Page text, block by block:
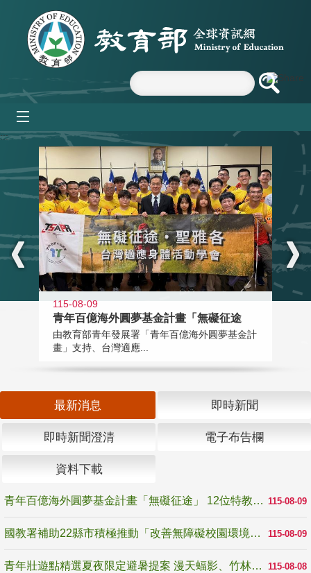
跳到主要內容區塊
:::
115-08-09
青年百億海外圓夢基金計畫「無礙征途
由教育部青年發展署「青年百億海外圓夢基金計
畫」支持、台灣適應...
最新消息 即時新聞
即時新聞澄清 電子布告欄
資料下載
115-08-09
青年百億海外圓夢基金計畫「無礙征途」 12位特教與弱勢青年勇闖西班牙 跨越感官限制見證生命蛻變
115-08-09
國教署補助22縣市積極推動「改善無障礙校園環境計畫」 打造友善、安全、無礙學習空間
115-08-08
青年壯遊點精選夏夜限定避暑提案 漫天蝠影、竹林尋蛙、茶香夜觀 邀青年暮色出發